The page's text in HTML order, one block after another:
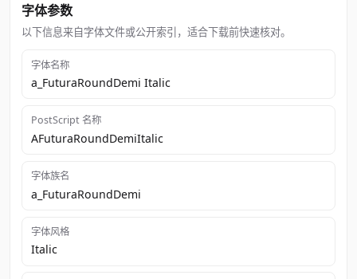
字体参数
以下信息来自字体文件或公开索引，适合下载前快速核对。
字体名称
a_FuturaRoundDemi Italic
PostScript 名称
AFuturaRoundDemiItalic
字体族名
a_FuturaRoundDemi
字体风格
Italic